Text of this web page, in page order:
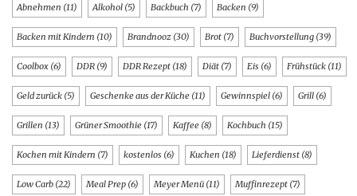
Abnehmen (11) Alkohol (5) Backbuch (7) Backen (9)
Backen mit Kindern (10) Brandnooz (30) Brot (7) Buchvorstellung (39)
Coolbox (6) DDR (9) DDR Rezept (18) Diät (7) Eis (6) Frühstück (11)
Geld zurück (5) Geschenke aus der Küche (11) Gewinnspiel (6) Grill (6)
Grillen (13) Grüner Smoothie (17) Kaffee (8) Kochbuch (15)
Kochen mit Kindern (7) kostenlos (6) Kuchen (18) Lieferdienst (8)
Low Carb (22) Meal Prep (6) Meyer Menü (11) Muffinrezept (7)